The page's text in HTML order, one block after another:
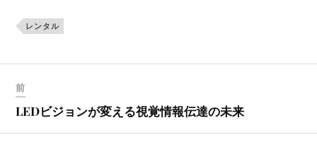
レンタル
前
LEDビジョンが変える視覚情報伝達の未来